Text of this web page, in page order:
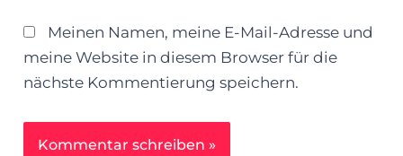
Meinen Namen, meine E-Mail-Adresse und
meine Website in diesem Browser für die
nächste Kommentierung speichern.